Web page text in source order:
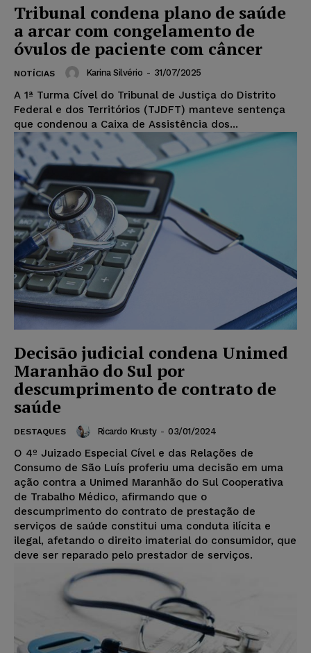
Tribunal condena plano de saúde
a arcar com congelamento de
óvulos de paciente com câncer
NOTÍCIAS Karina Silvério - 31/07/2025
A 1ª Turma Cível do Tribunal de Justiça do Distrito
Federal e dos Territórios (TJDFT) manteve sentença
que condenou a Caixa de Assistência dos...
Decisão judicial condena Unimed
Maranhão do Sul por
descumprimento de contrato de
saúde
DESTAQUES Ricardo Krusty - 03/01/2024
O 4º Juizado Especial Cível e das Relações de
Consumo de São Luís proferiu uma decisão em uma
ação contra a Unimed Maranhão do Sul Cooperativa
de Trabalho Médico, afirmando que o
descumprimento do contrato de prestação de
serviços de saúde constitui uma conduta ilícita e
ilegal, afetando o direito imaterial do consumidor, que
deve ser reparado pelo prestador de serviços.